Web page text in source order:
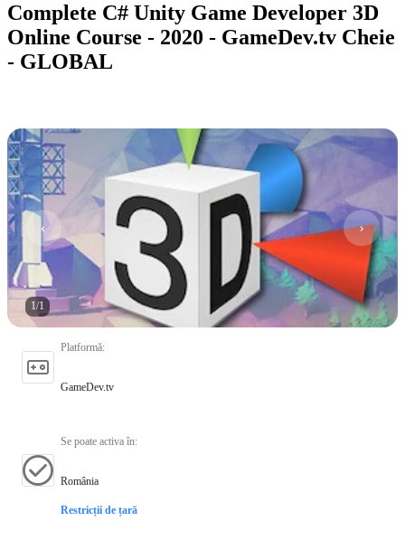
Complete C# Unity Game Developer 3D
Online Course - 2020 - GameDev.tv Cheie
- GLOBAL
1/1
Platformă:
GameDev.tv
Se poate activa în:
România
Restricții de țară